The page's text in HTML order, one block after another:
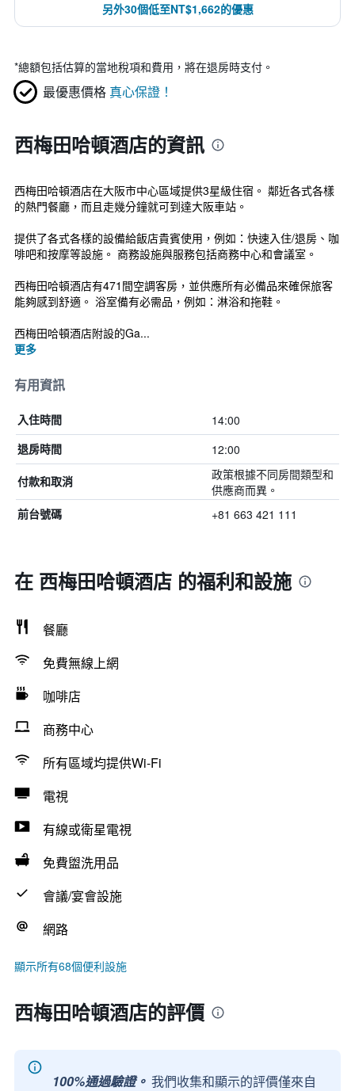
另外30個低至NT$1,662的優惠
*總額包括估算的當地稅項和費用，將在退房時支付。
最優惠價格 真心保證！
西梅田哈頓酒店的資訊
西梅田哈頓酒店在大阪市中心區域提供3星級住宿。 鄰近各式各樣
的熱門餐廳，而且走幾分鐘就可到達大阪車站。
提供了各式各樣的設備給飯店貴賓使用，例如：快速入住/退房、咖
啡吧和按摩等設施。 商務設施與服務包括商務中心和會議室。
西梅田哈頓酒店有471間空調客房，並供應所有必備品來確保旅客
能夠感到舒適。 浴室備有必需品，例如：淋浴和拖鞋。
西梅田哈頓酒店附設的Ga...
更多
有用資訊
入住時間 14:00
退房時間 12:00
付款和取消
政策根據不同房間類型和
供應商而異。
前台號碼 +81 663 421 111
在 西梅田哈頓酒店 的福利和設施
餐廳
免費無線上網
咖啡店
商務中心
所有區域均提供Wi-Fi
電視
有線或衛星電視
免費盥洗用品
會議/宴會設施
網路
顯示所有68個便利設施
西梅田哈頓酒店的評價
100%通過驗證。 我們收集和顯示的評價僅來自